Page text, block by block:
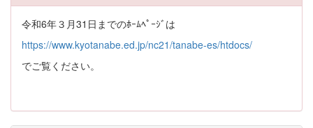
令和6年３月31日までのﾎｰﾑﾍﾟｰｼﾞは
https://www.kyotanabe.ed.jp/nc21/tanabe-es/htdocs/
でご覧ください。